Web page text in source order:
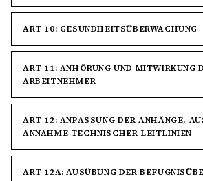
ART 10: GESUNDHEITSÜBERWACHUNG
ART 11: ANHÖRUNG UND MITWIRKUNG
ARBEITNEHMER
ART 12: ANPASSUNG DER ANHÄNGE,
ANNAHME TECHNISCHER LEITLINIEN
ART 12A: AUSÜBUNG DER